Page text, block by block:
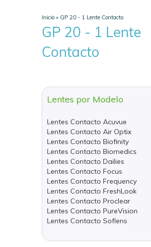
Inicio » GP 20 - 1 Lente Contacto
GP 20 - 1 Lente
Contacto
Lentes por Modelo
Lentes Contacto Acuvue
Lentes Contacto Air Optix
Lentes Contacto Biofinity
Lentes Contacto Biomedics
Lentes Contacto Dailies
Lentes Contacto Focus
Lentes Contacto Frequency
Lentes Contacto FreshLook
Lentes Contacto Proclear
Lentes Contacto PureVision
Lentes Contacto Soflens